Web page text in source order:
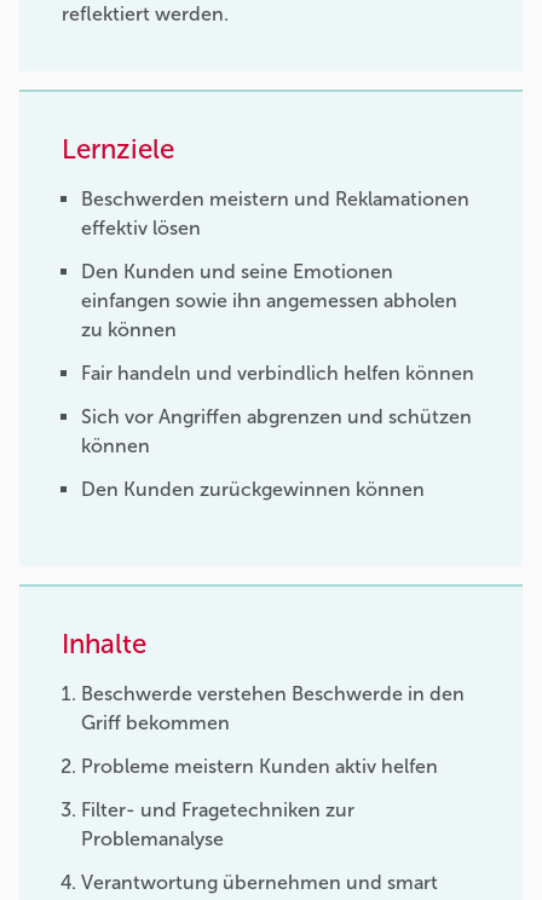
reflektiert werden.
Lernziele
Beschwerden meistern und Reklamationen
effektiv lösen
Den Kunden und seine Emotionen
einfangen sowie ihn angemessen abholen
zu können
Fair handeln und verbindlich helfen können
Sich vor Angriffen abgrenzen und schützen
können
Den Kunden zurückgewinnen können
Inhalte
Beschwerde verstehen Beschwerde in den
Griff bekommen
Probleme meistern Kunden aktiv helfen
Filter- und Fragetechniken zur
Problemanalyse
Verantwortung übernehmen und smart